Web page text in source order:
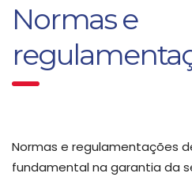
Normas e
Normas e regulamentações
fundamental na garantia da